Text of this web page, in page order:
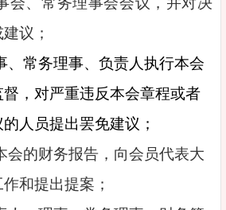
议；
、常务理事、负责人执行本会
，对严重违反本会章程或者
人员提出罢免建议；
会的财务报告，向会员代表大
和提出提案；